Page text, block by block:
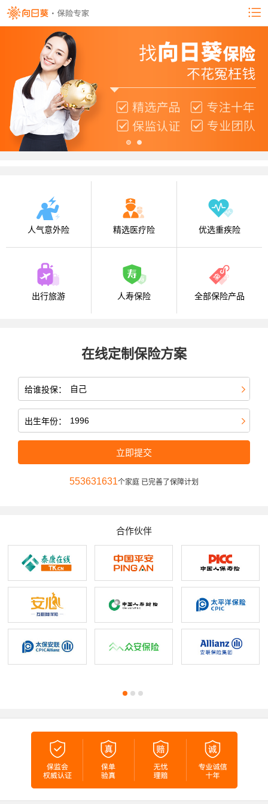
人气意外险 精选医疗险 优选重疾险
出行旅游 人寿保险 全部保险产品
在线定制保险方案
给谁投保：
出生年份：
立即提交
553631631个家庭 已完善了保障计划
合作伙伴